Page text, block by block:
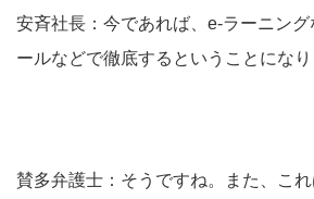
安斉社長：今であれば、e-ラーニン
ールなどで徹底するということになり
賛多弁護士：そうですね。また、こ